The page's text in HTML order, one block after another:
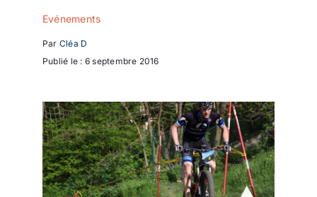
Evénements
Par Cléa D
Publié le : 6 septembre 2016